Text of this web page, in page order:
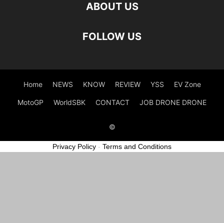
ABOUT US
FOLLOW US
Home NEWS KNOW REVIEW YSS EV Zone
MotoGP WorldSBK CONTACT JOB DRONE DRONE
©
Privacy Policy - Terms and Conditions